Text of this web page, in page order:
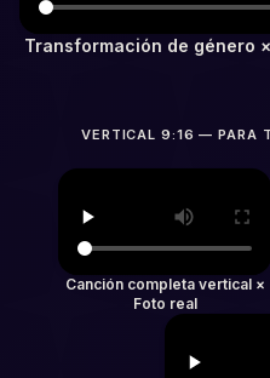
Transformación de género
VERTICAL 9:16 — PARA
Canción completa vertical ×
Foto real